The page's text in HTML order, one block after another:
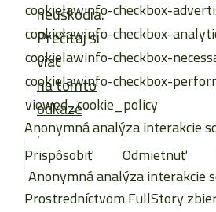
neuškodia.
Prečítaj si
viac
na tomto
odkaze
.
Prispôsobiť Odmietnuť
cookielawinfo-checkbox-
cookielawinfo-checkbox-
cookielawinfo-checkbox-
cookielawinfo-checkbox-
viewed_cookie_policy
Anonymná analýza interakcie
Anonymná analýza interakcie
Prostredníctvom FullStory